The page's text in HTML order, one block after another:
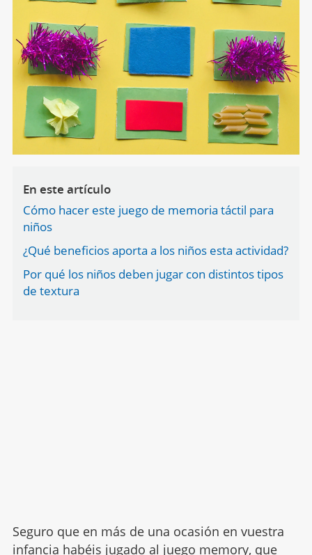
En este artículo
Cómo hacer este juego de memoria táctil para
niños
¿Qué beneficios aporta a los niños esta actividad?
Por qué los niños deben jugar con distintos tipos
de textura
Seguro que en más de una ocasión en vuestra
infancia habéis jugado al juego memory, que